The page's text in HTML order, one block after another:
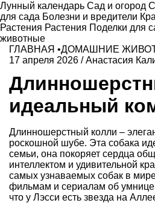
Лунный календарь Сад и огород
для сада Болезни и вредители
Растения Растения Поделки для
животные
ГЛАВНАЯ •ДОМАШНИЕ
17 апреля 2026 /Анастасия
идеальный
Длинношерстный колли –
роскошной шубе. Эта собака
семьи, она покоряет сердца
интеллектом и удивительной
самых узнаваемых собак в
фильмам и сериалам об умнице
что у Лэсси есть звезда на